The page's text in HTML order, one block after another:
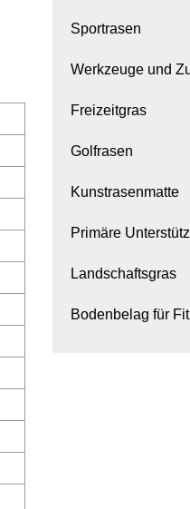
Sportrasen
Werkzeuge und
Freizeitgras
Golfrasen
Kunstrasenmatte
Primäre
Landschaftsgras
Bodenbelag für